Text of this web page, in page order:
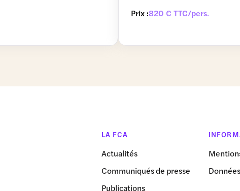
Prix :820 € TTC/pers.
LA FCA
Actualités
Communiqués de presse
Publications